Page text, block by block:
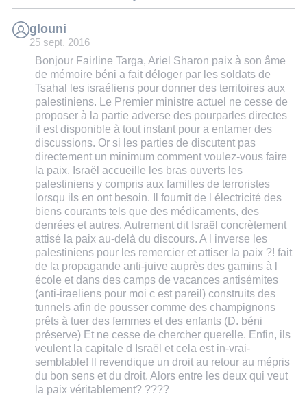
glouni
25 sept. 2016
Bonjour Fairline Targa, Ariel Sharon paix à son âme
de mémoire béni a fait déloger par les soldats de
Tsahal les israéliens pour donner des territoires aux
palestiniens. Le Premier ministre actuel ne cesse de
proposer à la partie adverse des pourparles directes
il est disponible à tout instant pour a entamer des
discussions. Or si les parties de discutent pas
directement un minimum comment voulez-vous faire
la paix. Israël accueille les bras ouverts les
palestiniens y compris aux familles de terroristes
lorsqu ils en ont besoin. Il fournit de l électricité des
biens courants tels que des médicaments, des
denrées et autres. Autrement dit Israël concrètement
attisé la paix au-delà du discours. A l inverse les
palestiniens pour les remercier et attiser la paix ?! fait
de la propagande anti-juive auprès des gamins à l
école et dans des camps de vacances antisémites
(anti-iraeliens pour moi c est pareil) construits des
tunnels afin de pousser comme des champignons
prêts à tuer des femmes et des enfants (D. béni
préserve) Et ne cesse de chercher querelle. Enfin, ils
veulent la capitale d Israël et cela est in-vrai-
semblable! Il revendique un droit au retour au mépris
du bon sens et du droit. Alors entre les deux qui veut
la paix véritablement? ????